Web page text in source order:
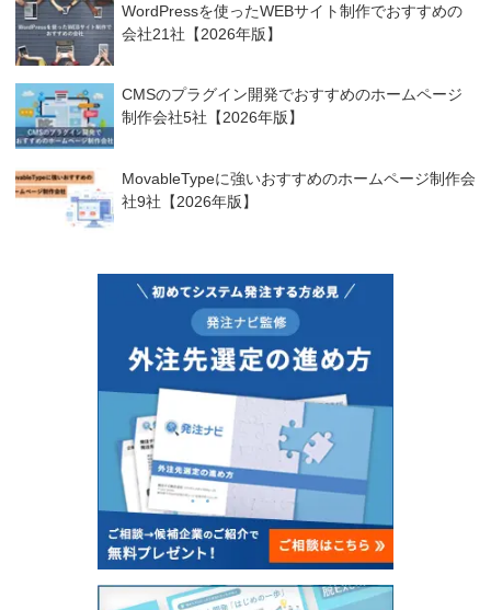
WordPressを使ったWEBサイト制作でおすすめの
会社21社【2026年版】
CMSのプラグイン開発でおすすめのホームページ
制作会社5社【2026年版】
MovableTypeに強いおすすめのホームページ制作会
社9社【2026年版】